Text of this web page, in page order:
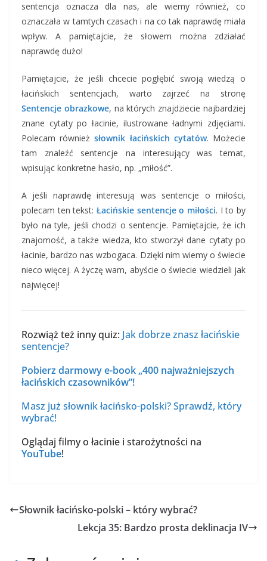
sentencja oznacza dla nas, ale wiemy również, co
oznaczała w tamtych czasach i na co tak naprawdę miała
wpływ. A pamiętajcie, że słowem można zdziałać
naprawdę dużo!
Pamiętajcie, że jeśli chcecie pogłębić swoją wiedzą o
łacińskich sentencjach, warto zajrzeć na stronę
Sentencje obrazkowe, na których znajdziecie najbardziej
znane cytaty po łacinie, ilustrowane ładnymi zdjęciami.
Polecam równieżsłownik łacińskich cytatów. Możecie
tam znaleźć sentencje na interesujący was temat,
wpisując konkretne hasło, np. „miłość”.
A jeśli naprawdę interesują was sentencje o miłości,
polecam ten tekst: Łacińskie sentencje o miłości. I to by
było na tyle, jeśli chodzi o sentencje. Pamiętajcie, że ich
znajomość, a także wiedza, kto stworzył dane cytaty po
łacinie, bardzo nas wzbogaca. Dzięki nim wiemy o świecie
nieco więcej. A życzę wam, abyście o świecie wiedzieli jak
najwięcej!
Rozwiąż też inny quiz: Jak dobrze znasz łacińskie
sentencje?
Pobierz darmowy e-book „400 najważniejszych
łacińskich czasowników”!
Masz już słownik łacińsko-polski? Sprawdź, który
wybrać!
Oglądaj filmy o łacinie i starożytności na
YouTube!
Słownik łacińsko-polski – który wybrać?
Lekcja 35: Bardzo prosta deklinacja IV